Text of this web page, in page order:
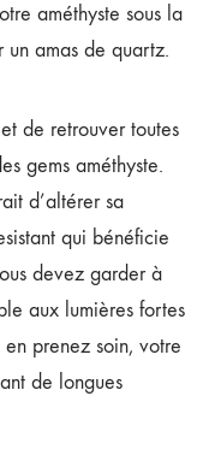
améthyste sous la
un amas de quartz.
de retrouver toutes
gems améthyste.
d’altérer sa
qui bénéficie
devez garder à
aux lumières fortes
prenez soin, votre
de longues